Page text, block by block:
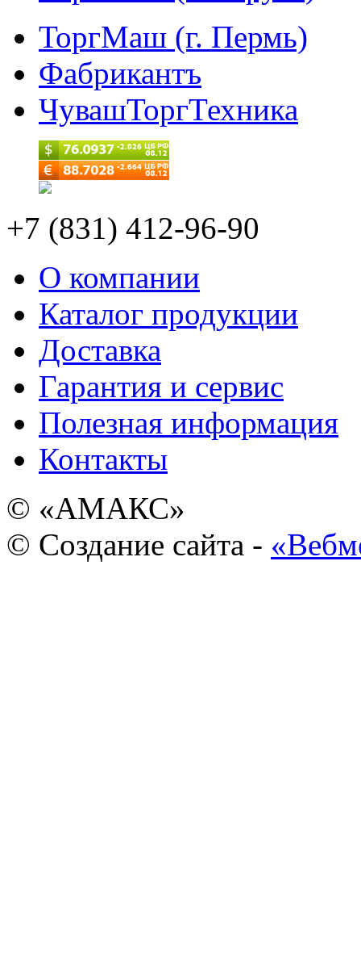
ТоргМаш (г. Пермь)
Фабрикантъ
ЧувашТоргТехника
+7 (831) 412-96-90
О компании
Каталог продукции
Доставка
Гарантия и сервис
Полезная информация
Контакты
© «АМАКС»
© Создание сайта -